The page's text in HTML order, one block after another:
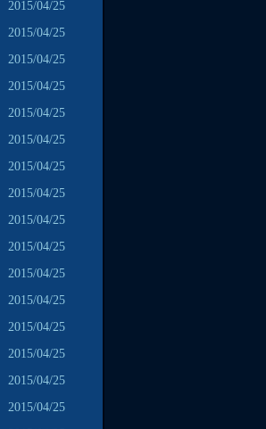
2015/04/25
2015/04/25
2015/04/25
2015/04/25
2015/04/25
2015/04/25
2015/04/25
2015/04/25
2015/04/25
2015/04/25
2015/04/25
2015/04/25
2015/04/25
2015/04/25
2015/04/25
2015/04/25